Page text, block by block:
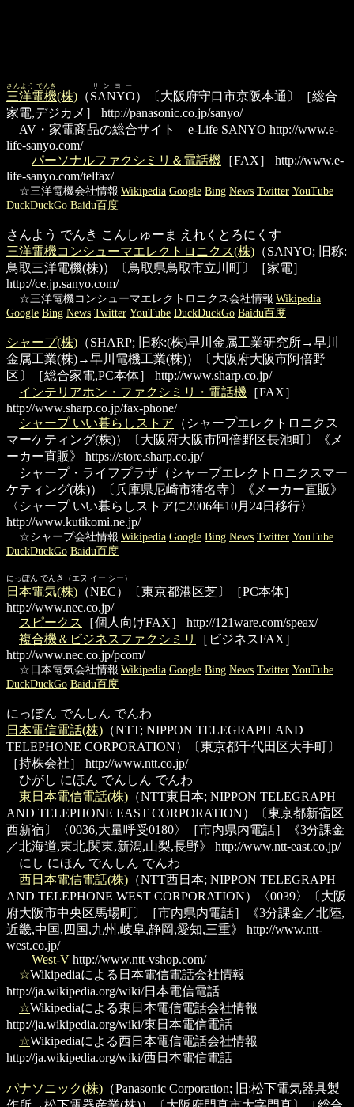
三洋電機
さんよう でんき
(株) （SANYO
サンヨー
）〔大阪府守口市京阪本通〕［総合
家電,デジカメ］
http://panasonic.co.jp/sanyo/
AV・家電商品の総合サイト e-Life SANYO http://www.e-
life-sanyo.com/
パーソナルファクシミリ＆電話機 ［FAX］
http://www.e-
life-sanyo.com/telfax/
☆三洋電機会社情報 Wikipedia Google Bing News Twitter YouTube
DuckDuckGo Baidu百度
さんよう でんき こんしゅーま えれくとろにくす
三洋電機コンシューマエレクトロニクス(株) （SANYO; 旧称:
鳥取三洋電機(株)）〔鳥取県鳥取市立川町〕［家電］
http://ce.jp.sanyo.com/
☆三洋電機コンシューマエレクトロニクス会社情報 Wikipedia
Google Bing News Twitter YouTube DuckDuckGo Baidu百度
シャープ(株) （SHARP; 旧称:(株)早川金属工業研究所→早川
金属工業(株)→早川電機工業(株)）〔大阪府大阪市阿倍野
区〕［総合家電,PC本体］
http://www.sharp.co.jp/
インテリアホン・ファクシミリ・電話機 ［FAX］
http://www.sharp.co.jp/fax-phone/
シャープ いい暮らしストア （シャープエレクトロニクス
マーケティング(株)）〔大阪府大阪市阿倍野区長池町〕《メ
ーカー直販》
https://store.sharp.co.jp/
シャープ・ライフプラザ （シャープエレクトロニクスマー
ケティング(株)）〔兵庫県尼崎市猪名寺〕《メーカー直販》
〈シャープ いい暮らしストアに2006年10月24日移行〉
http://www.kutikomi.ne.jp/
☆シャープ会社情報 Wikipedia Google Bing News Twitter YouTube
DuckDuckGo Baidu百度
にっぽん でんき（エヌ イー シー）
日本電気(株) （NEC）〔東京都港区芝〕［PC本体］
http://www.nec.co.jp/
スピークス
［個人向けFAX］
http://121ware.com/speax/
複合機＆ビジネスファクシミリ
［ビジネスFAX］
http://www.nec.co.jp/pcom/
☆日本電気会社情報 Wikipedia Google Bing News Twitter YouTube
DuckDuckGo Baidu百度
にっぽん でんしん でんわ
日本電信電話(株) （NTT; NIPPON TELEGRAPH AND
TELEPHONE CORPORATION）〔東京都千代田区大手町〕
［持株会社］
http://www.ntt.co.jp/
ひがし にほん でんしん でんわ
東日本電信電話(株) （NTT東日本; NIPPON TELEGRAPH
AND TELEPHONE EAST CORPORATION）〔東京都新宿区
西新宿〕〈0036,大量呼受0180〉［市内県内電話］《3分課金
／北海道,東北,関東,新潟,山梨,長野》
http://www.ntt-east.co.jp/
にし にほん でんしん でんわ
西日本電信電話(株) （NTT西日本; NIPPON TELEGRAPH
AND TELEPHONE WEST CORPORATION）〈0039〉〔大阪
府大阪市中央区馬場町〕［市内県内電話］《3分課金／北陸,
近畿,中国,四国,九州,岐阜,静岡,愛知,三重》
http://www.ntt-
west.co.jp/
West-V http://www.ntt-vshop.com/
☆Wikipediaによる日本電信電話会社情報
http://ja.wikipedia.org/wiki/日本電信電話
☆Wikipediaによる東日本電信電話会社情報
http://ja.wikipedia.org/wiki/東日本電信電話
☆Wikipediaによる西日本電信電話会社情報
http://ja.wikipedia.org/wiki/西日本電信電話
パナソニック(株) （Panasonic Corporation; 旧:松下電気器具製